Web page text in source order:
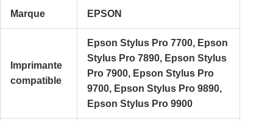
Marque EPSON
Imprimante
compatible
Epson Stylus Pro 7700, Epson
Stylus Pro 7890, Epson Stylus
Pro 7900, Epson Stylus Pro
9700, Epson Stylus Pro 9890,
Epson Stylus Pro 9900